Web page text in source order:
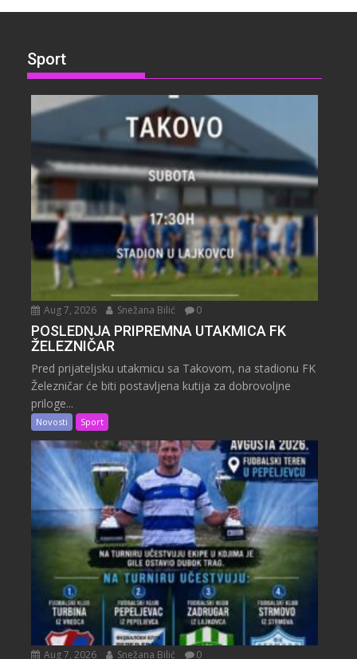
Sport
Aug 7, 2026 Snežana Bilić 0
POSLEDNJA PRIPREMNA UTAKMICA FK
ŽELEZNIČAR
Pred prijateljsku utakmicu sa Takovom, na stadionu FK
Železničar će biti postavljena kutija za dobrovoljne
priloge...
Novosti Sport
Aug 7, 2026 Snežana Bilić 0